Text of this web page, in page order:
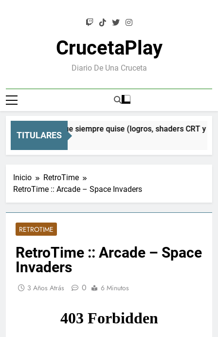
CrucetaPlay
Diario De Una Cruceta
TITULARES
que siempre quise (logros, shaders CRT y mucho más)
Inicio
RetroTime
RetroTime :: Arcade – Space Invaders
RETROTIME
RetroTime :: Arcade – Space
Invaders
3 Años Atrás 0 6 Minutos